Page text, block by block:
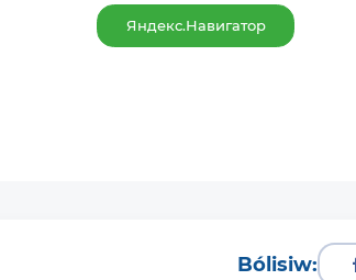
Яндекс.Навигатор
Bólisiw: